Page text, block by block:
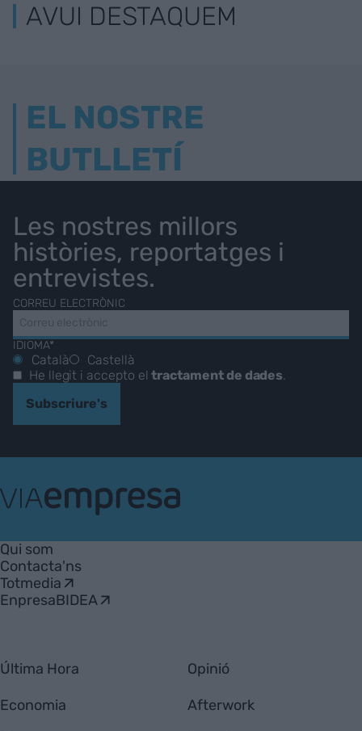
AVUI DESTAQUEM
EL NOSTRE
BUTLLETÍ
Les nostres millors
històries, reportatges i
entrevistes.
CORREU ELECTRÒNIC
IDIOMA*
Català
Castellà
He llegit i accepto eltractament de dades
Subscriure's
Empresa
Qui som
Contacta'ns
Totmedia
EnpresaBIDEA
Última Hora
Economia
Opinió
Afterwork